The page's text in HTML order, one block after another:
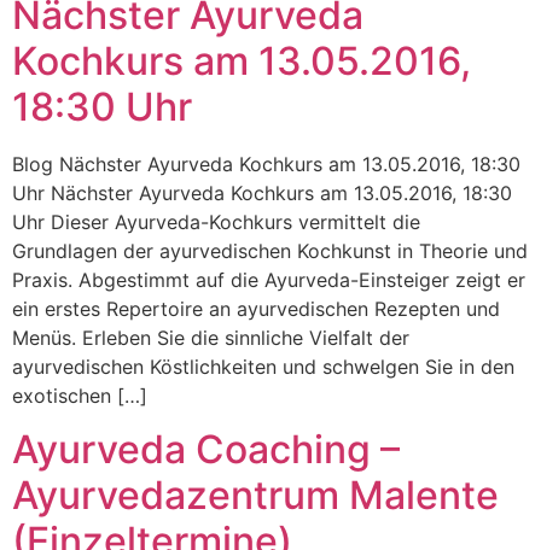
Nächster Ayurveda
Kochkurs am 13.05.2016,
18:30 Uhr
Blog Nächster Ayurveda Kochkurs am 13.05.2016, 18:30
Uhr Nächster Ayurveda Kochkurs am 13.05.2016, 18:30
Uhr Dieser Ayurveda-Kochkurs vermittelt die
Grundlagen der ayurvedischen Kochkunst in Theorie und
Praxis. Abgestimmt auf die Ayurveda-Einsteiger zeigt er
ein erstes Repertoire an ayurvedischen Rezepten und
Menüs. Erleben Sie die sinnliche Vielfalt der
ayurvedischen Köstlichkeiten und schwelgen Sie in den
exotischen […]
Ayurveda Coaching –
Ayurvedazentrum Malente